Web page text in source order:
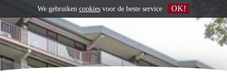
We gebruiken cookies voor de beste service OK!